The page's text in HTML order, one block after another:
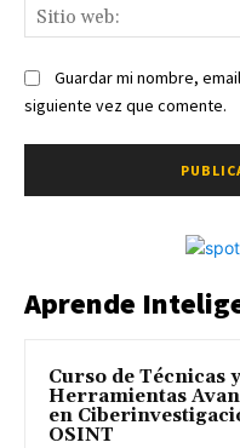
Guardar mi nombre,
siguiente vez que comente.
Aprende
Curso de Técnicas y
Herramientas
en
OSINT